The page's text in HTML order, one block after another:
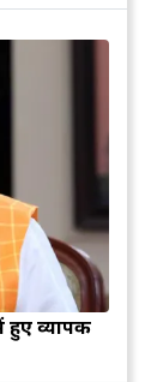
हुए व्यापक